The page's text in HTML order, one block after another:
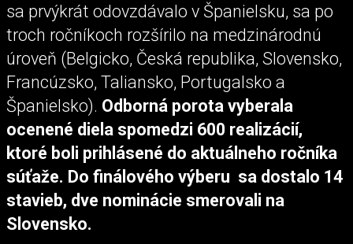
sa prvýkrát odovzdávalo v Španielsku, sa po
troch ročníkoch rozšírilo na medzinárodnú
úroveň (Belgicko, Česká republika, Slovensko,
Francúzsko, Taliansko, Portugalsko a
Španielsko). Odborná porota vyberala
ocenené diela spomedzi 600 realizácií,
ktoré boli prihlásené do aktuálneho ročníka
súťaže. Do finálového výberu sa dostalo 14
stavieb, dve nominácie smerovali na
Slovensko.